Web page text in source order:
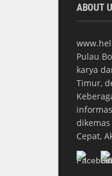
ABOUT
Pulau
karya
Timur,
Cepat,